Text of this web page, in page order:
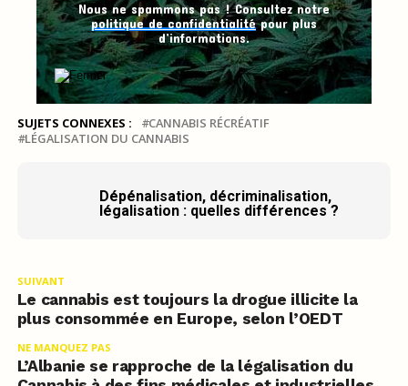
Nous ne spammons pas ! Consultez notre
politique de confidentialitépour plus
d’informations.
SUJETS CONNEXES :
CANNABIS RÉCRÉATIF
LÉGALISATION DU CANNABIS
Dépénalisation, décriminalisation,
légalisation : quelles différences ?
SUIVANT
Le cannabis est toujours la drogue illicite la
plus consommée en Europe, selon l’OEDT
NE MANQUEZ PAS
L’Albanie se rapproche de la légalisation du